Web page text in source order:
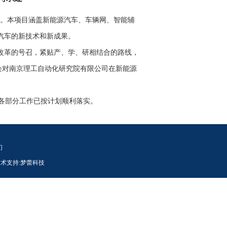
本项目涵盖新能源汽车、车辆网、智能辅
的新技术和新成果。
的号召，紧贴产、学、研相结合的路线，
南京理工自动化研究院有限公司在新能源
部分工作已按计划顺利落实。
支持:梦蕾科技